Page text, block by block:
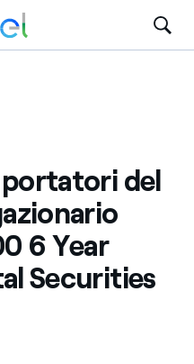
portatori del
6 Year
Securities